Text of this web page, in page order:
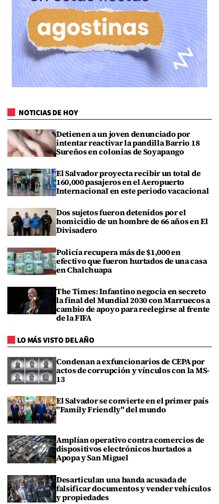
NOTICIAS DE HOY
Detienen a un joven denunciado por
intentar reactivar la pandilla Barrio 18
Sureños en colonias de Soyapango
El Salvador proyecta recibir un total de
160,000 pasajeros en el Aeropuerto
Internacional en este periodo vacacional
Dos sujetos fueron detenidos por el
homicidio de un hombre de 66 años en El
Divisadero
Policía recupera más de $1,000 en
efectivo que fueron hurtados de una casa
en Chalchuapa
The Times: Infantino negocia en secreto
la final del Mundial 2030 con Marruecos a
cambio de apoyo para reelegirse al frente
de la FIFA
LO MÁS VISTO DEL AÑO
Condenan a exfuncionarios de CEPA por
actos de corrupción y vínculos con la MS-
13
El Salvador se convierte en el primer país
"Family Friendly" del mundo
Amplían operativo contra comercios de
dispositivos electrónicos hurtados a
Apopa y San Miguel
Desarticulan una banda acusada de
falsificar documentos y vender vehículos
y propiedades